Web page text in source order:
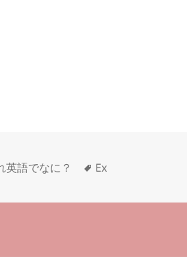
英語でなに？
タ
Ex